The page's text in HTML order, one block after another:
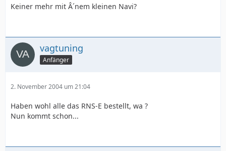
Keiner mehr mit Â´nem kleinen Navi?
vagtuning
Anfänger
2. November 2004 um 21:04
Haben wohl alle das RNS-E bestellt, wa ?
Nun kommt schon...